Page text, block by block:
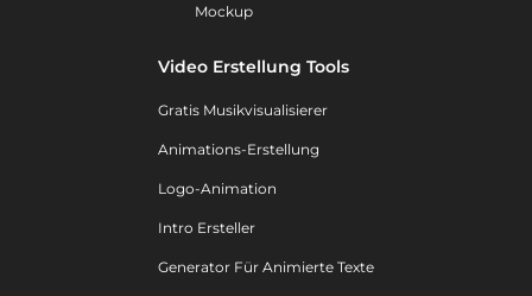
Mockup
Video Erstellung Tools
Gratis Musikvisualisierer
Animations-Erstellung
Logo-Animation
Intro Ersteller
Generator Für Animierte Texte